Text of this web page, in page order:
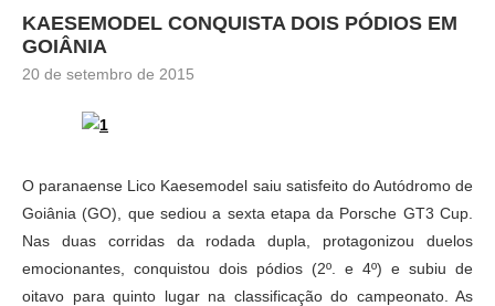
KAESEMODEL CONQUISTA DOIS PÓDIOS EM
GOIÂNIA
20 de setembro de 2015
O paranaense Lico Kaesemodel saiu satisfeito do Autódromo de
Goiânia (GO), que sediou a sexta etapa da Porsche GT3 Cup.
Nas duas corridas da rodada dupla, protagonizou duelos
emocionantes, conquistou dois pódios (2º. e 4º) e subiu de
oitavo para quinto lugar na classificação do campeonato. As